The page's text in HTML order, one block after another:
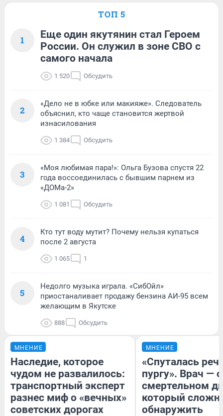
ТОП 5
1
Еще один якутянин стал Героем
России. Он служил в зоне СВО с
самого начала
1 520 Обсудить
2
«Дело не в юбке или макияже». Следователь
объяснил, кто чаще становится жертвой
изнасилования
1 384 Обсудить
3
«Моя любимая пара!»: Ольга Бузова спустя 22
года воссоединилась с бывшим парнем из
«ДОМа-2»
1 081 Обсудить
4
Кто тут воду мутит? Почему нельзя купаться
после 2 августа
1 065 1
5
Недолго музыка играла. «СибОйл»
приостаналивает продажу бензина АИ-95 всем
желающим в Якутске
888 Обсудить
МНЕНИЕ
Наследие, которое
чудом не развалилось:
транспортный эксперт
разнес миф о «вечных»
советских дорогах
МНЕНИЕ
«Спуталась
пургу». Врач — о
смертельном
который
обнаружить